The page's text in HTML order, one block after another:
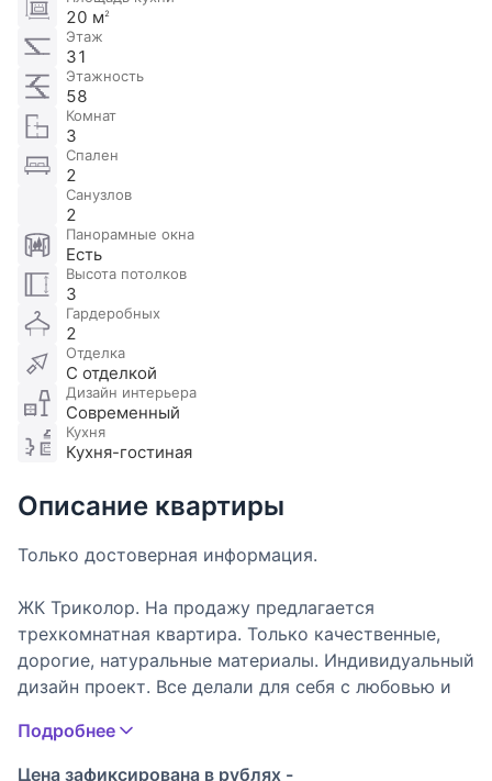
20 м2
Этаж
31
Этажность
58
Комнат
3
Спален
2
Санузлов
2
Панорамные окна
Есть
Высота потолков
3
Гардеробных
2
Отделка
С отделкой
Дизайн интерьера
Современный
Кухня
Кухня-гостиная
Описание квартиры
Только достоверная информация.
ЖК Триколор. На продажу предлагается
трехкомнатная квартира. Только качественные,
дорогие, натуральные материалы. Индивидуальный
дизайн проект. Все делали для себя с любовью и
Функциональная планировка: Кухня-гостиная,
Подробнее
Цена зафиксирована в рублях -